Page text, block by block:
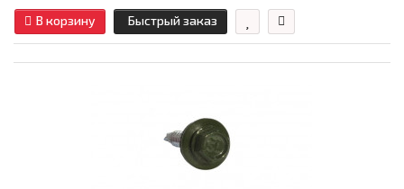
В корзину Быстрый заказ